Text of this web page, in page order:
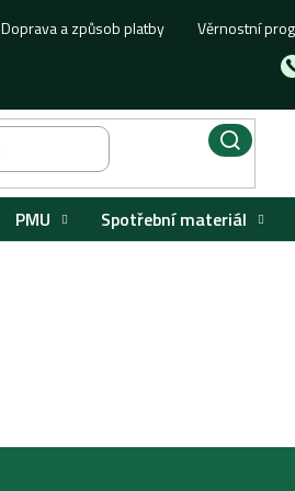
Doprava a způsob platby Věrnostní
PMU Spotřební materiál